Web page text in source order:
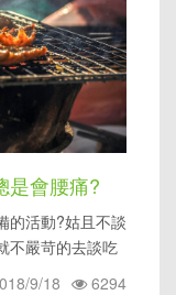
是會腰痛?
的活動?姑且不談
不嚴苛的去談吃
6294
9/18